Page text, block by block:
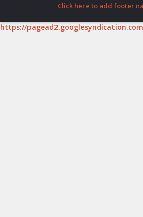
Click here to add footer
https://